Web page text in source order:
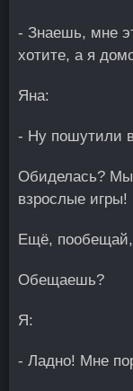
- Знаешь, мне
хотите, а я
Яна:
- Ну пошутили
Обиделась? Мы
взрослые игры!
Ещё, пообещай,
Обещаешь?
Я:
- Ладно! Мне